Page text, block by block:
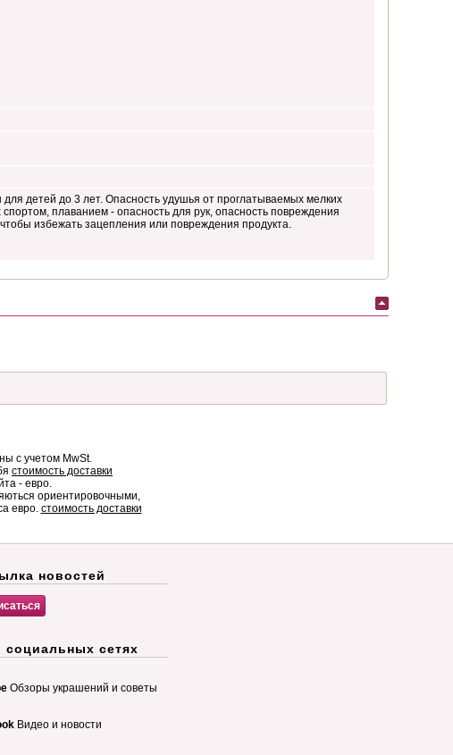
детей до 3 лет. Опасность удушья от проглатываемых мелких
плаванием - опасность для рук, опасность повреждения
избежать зацепления или повреждения продукта.
с учетом MwSt.
стоимость доставки
- евро.
ориентировочными,
евро. стоимость доставки
новостей
сетях
Обзоры украшений и советы
Видео и новости